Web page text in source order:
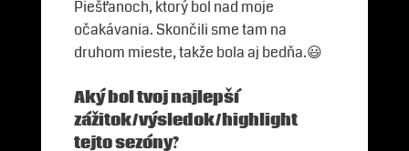
Piešťanoch, ktorý bol nad moje
očakávania. Skončili sme tam na
druhom mieste, takže bola aj bedňa.😃
Aký bol tvoj najlepší
zážitok/výsledok/highlight
tejto sezóny?